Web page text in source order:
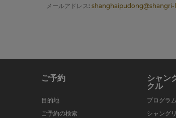
メールアドレス: shanghaipudong@shangri-
ご予約
目的地
ご予約の検索
シャン
クル
プログラ
シャング